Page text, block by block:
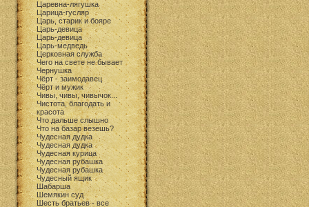
Царевна-лягушка
Царица-гусляр
Царь, старик и бояре
Царь-девица
Царь-девица
Царь-медведь
Церковная служба
Чего на свете не бывает
Чернушка
Чёрт - заимодавец
Чёрт и мужик
Чивы, чивы, чивычок...
Чистота, благодать и
красота
Что дальше слышно
Что на базар везешь?
Чудесная дудка
Чудесная дудка
Чудесная курица
Чудесная рубашка
Чудесная рубашка
Чудесный ящик
Шабарша
Шемякин суд
Шесть братьев - все